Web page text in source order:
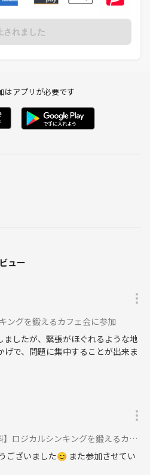
されました
はアプリが必要です
ュー
ングを鍛えるカフェ会に参加
したが、緊張がほぐれるような地
で、問題に集中することが出来ま
ジカルシンキングを鍛えるカフェ会に参加
ございました😊 また参加させてい